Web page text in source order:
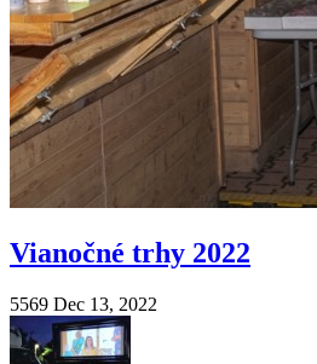
Vianočné trhy 2022
5569 Dec 13, 2022